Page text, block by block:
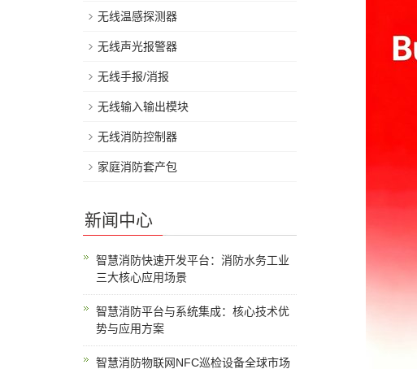
无线温感探测器
无线声光报警器
无线手报/消报
无线输入输出模块
无线消防控制器
家庭消防套产包
新闻中心
智慧消防快速开发平台：消防水务工业
三大核心应用场景
智慧消防平台与系统集成：核心技术优
势与应用方案
智慧消防物联网NFC巡检设备全球市场